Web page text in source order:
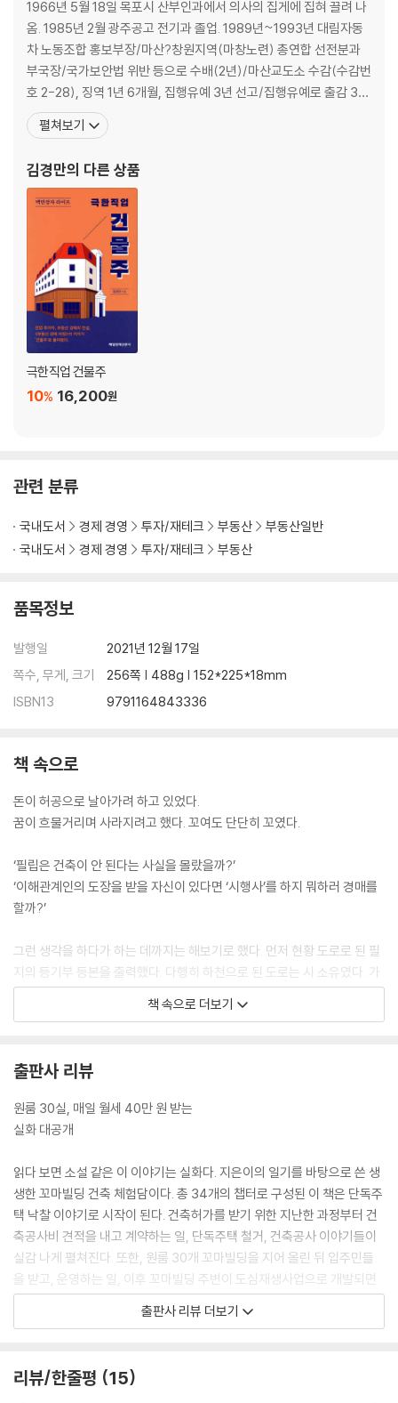
16. 첫 입주자와 정수기 설치기사 108
17. 헨리 데이비드 소로와 고시원 총무 114
18. 개자필승 : 개기는 자 반드시 승리한다 120
19. 출구전략 126
20. 위험한 입주자 민정이 134
21. 폼나게 살자 142
22. 시행사 148
24. 수암천 도심재생사업단 방문 165
25. 수암천 도심재생사업 반대 대책위원회 171
26. 수암천 토지주 대책위원장이 되다 178
27. 고인 물 186
28. 수암천 도심재생사업 강제수용 토지주 모임 191
29. 울란바토르시 도시재생과 공무원 면담 199
30. 보상이 어두운 수암천 도심재생사업 205
31. 도시재생사업 수용보상감정평가일 212
32. 피렌체하우스 보상 협의 219
33. 십일조 : 투자가 끝났을 때 수익의 1/10을 유흥을 위해 쓰는 행위 226
34. 굿바이 울란바토르 피렌체하우스 233
1966년 5월 18일 목포시 산부인과에서 의사의 집게에 집혀 끌려 나
옴. 1985년 2월 광주공고 전기과 졸업. 1989년~1993년 대림자동
차 노동조합 홍보부장/마산?창원지역(마창노련) 총연합 선전분과
부국장/국가보안법 위반 등으로 수배(2년)/마산교도소 수감(수감번
호 2-28), 징역 1년 6개월, 집행유예 3년 선고/집행유예로 출감 30
일 후 군 재입대(병역특례복무 기간 5년에서 6개월 부족)/대림자동
차(주) 해고노동자 1호/‘사회주의자’라는 이유로 노조 ‘제명 1호’ 199
1994년 3월
펼쳐보기
김경만의 다른 상품
극한직업 건물주
16,200원
10%
관련 분류
국내도서 경제 경영 투자/재테크 부동산
부동산일반
국내도서
경제 경영 투자/재테크 부동산
품목정보
발행일
2021년 12월 17일
쪽수, 무게, 크기
256쪽 | 488g | 152*225*18mm
ISBN13
9791164843336
책 속으로
돈이 허공으로 날아가려 하고 있었다.
꿈이 흐물거리며 사라지려고 했다. 꼬여도 단단히 꼬였다.
‘필립은 건축이 안 된다는 사실을 몰랐을까?’
‘이해관계인의 도장을 받을 자신이 있다면 ‘시행사’를 하지 뭐하러 경매를
할까?’
그런 생각을 하다가 하는 데까지는 해보기로 했다. 먼저 현황 도로로 된 필
지의 등기부 등본을 출력했다. 다행히 하천으로 된 도로는 시 소유였다. 가
장 큰 문제인 도로 소유주의 동의서는 그냥 해결되는 셈이었다. 국가나 지
자체는 국민이 건축하겠다는데 법령에 위배되지 않으면 거절하는 법은 없
--- p. 22
꿈으로 간직했던 생애 첫 건축이 이뤄지는 현장이었다.
가가 꿈틀거림을 느꼈다. 오늘은 5층에 불과하지만, 내일은 12층의 피렌체
호텔을 지을 것이라고 다짐했다.
--- p. 64
막걸리를 두어 잔 마셨을 때 “사장님 206호 계약한 사람인데요?”라는 전
화를 받았다. 청년은 “친구가 자기 방을 같이 쓰자고 해서 못 갈 것 같습니
다. 해약해주실 수 있나요?”라고 물었다. 마이클이 “자유로운 계약 사회에
서 해약은 안 되는 거 아시잖아요? 월 입실료는 당연히 환불되지만 말입니
관련해 당사자들은 기회, 수고 등의 손실이 발생했을 것이고, 그런 이유로
책 속으로 더보기
출판사 리뷰
원룸 30실, 매일 월세 40만 원 받는
실화 대공개
읽다 보면 소설 같은 이 이야기는 실화다. 지은이의 일기를 바탕으로 쓴 생
생한 꼬마빌딩 건축 체험담이다. 총 34개의 챕터로 구성된 이 책은 단독주
택 낙찰 이야기로 시작이 된다. 건축허가를 받기 위한 지난한 과정부터 건
축공사비 견적을 내고 계약하는 일, 단독주택 철거, 건축공사 이야기들이
실감 나게 펼쳐진다. 또한, 원룸 30개 꼬마빌딩을 지어 올린 뒤 입주민들
을 받고, 운영하는 일, 이후 꼬마빌딩 주변이 도심재생사업으로 개발되면
서 벌어지는 일 등이 숨 가쁘게 전개된다. 부동산 투자의 과정은 복잡하고,
골치 아픈 일투성이지만, 그 가운데 보람도 존재한다. 가만있으면 현재는
출판사 리뷰 더보기
리뷰/한줄평 15